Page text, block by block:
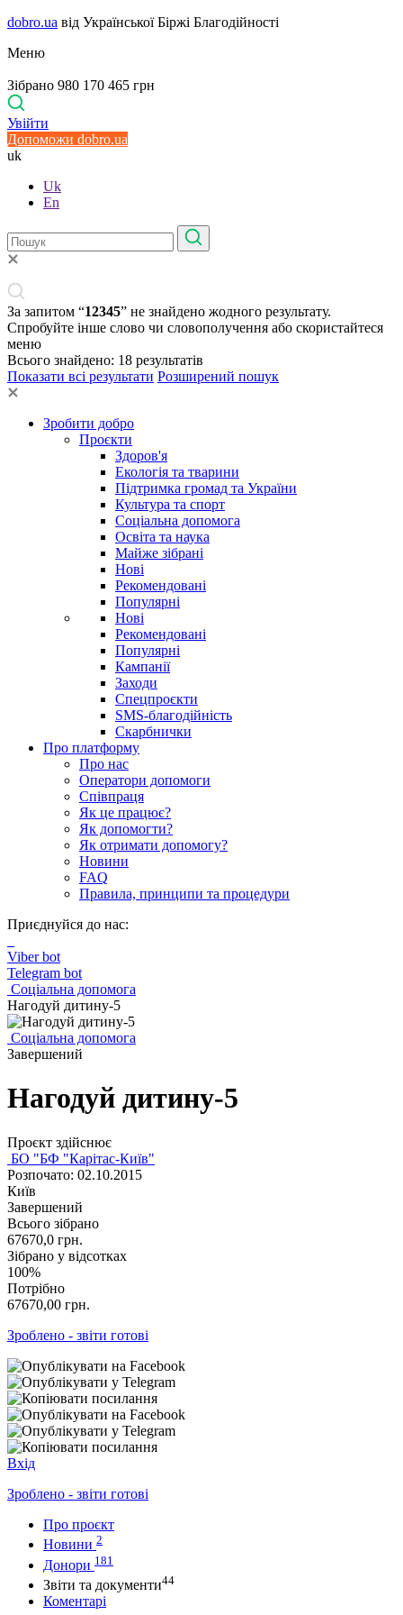
dobro.ua від Української Біржі Благодійності
Меню
Зібрано 980 170 465 грн
Увійти
Допоможи dobro.ua
uk
Uk
En
За запитом “12345” не знайдено жодного результату.
Спробуйте інше слово чи словополучення або скористайтеся
меню
Всього знайдено: 18 результатів
Показати всі результати Розширений пошук
Зробити добро
Проєкти
Здоров'я
Екологія та тварини
Підтримка громад та України
Культура та спорт
Соціальна допомога
Освіта та наука
Майже зібрані
Нові
Рекомендовані
Популярні
Нові
Рекомендовані
Популярні
Кампанії
Заходи
Спецпроєкти
SMS-благодійність
Скарбнички
Про платформу
Про нас
Оператори допомоги
Співпраця
Як це працює?
Як допомогти?
Як отримати допомогу?
Новини
FAQ
Правила, принципи та процедури
Приєднуйся до нас:
Viber bot
Telegram bot
Соціальна допомога
Нагодуй дитину-5
Соціальна допомога
Завершений
Нагодуй дитину-5
Проєкт здійснює
БО "БФ "Карітас-Київ"
Розпочато: 02.10.2015
Київ
Завершений
Всього зібрано
67670,0 грн.
Зібрано у відсотках
100%
Потрібно
67670,00 грн.
Зроблено - звіти готові
Вхід
Зроблено - звіти готові
Про проєкт
Новини 2
Донори 181
Звіти та документи44
Коментарі